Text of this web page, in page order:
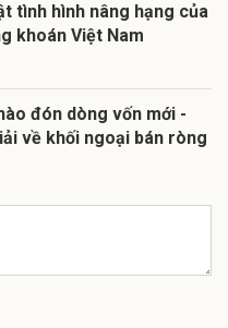
tình hình nâng hạng của
khoán Việt Nam
đón dòng vốn mới -
về khối ngoại bán ròng